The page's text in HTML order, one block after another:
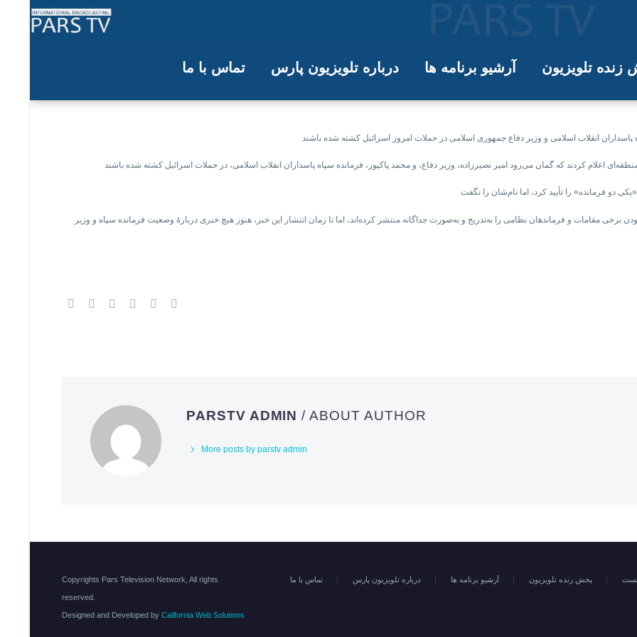
تماس با ما درباره تلویزیون پارس آرشیو برنامه ها زنده تلویزیون
فرمانده سپاه و وزیر دفاع جمهوری اسلامی کشته شده باشند
برخی مقامات و فرماندهان نظامی را به‌تدریج و به‌صورت جداگانه منتشر کرده‌اند، اما تا زمان انتشار این خبر، هنوز هیچ خبری دربارهٔ وضعیت فرمانده سپاه و وزیر
PARSTV ADMIN/ ABOUT AUTHOR
More posts by parstv admin
تماس با ما درباره تلویزیون پارس آرشیو برنامه ها پخش زنده تلویزیون Copyrights Pars Television Network, All rights
reserved.
Designed and Developed by California Web Solutions